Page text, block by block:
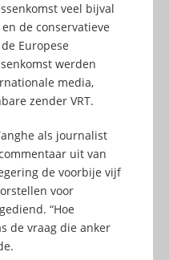
veel bijval
de conservatieve
Europese
werden
media,
zender VRT.
als journalist
uit van
de voorbije vijf
voor
“Hoe
de vraag die anker